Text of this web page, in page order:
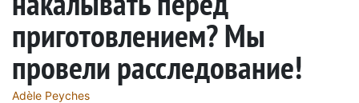
приготовлением? Мы
провели расследование!
Adèle Peyches